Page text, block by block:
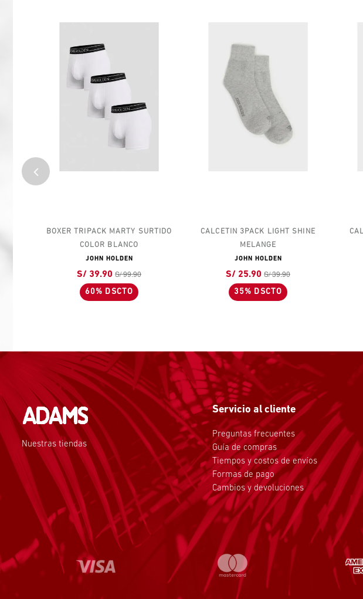
BOXER TRIPACK MARTY SURTIDO
COLOR BLANCO
JOHN HOLDEN
S/ 39.90 S/ 99.90
60% DSCTO
CALCETIN 3PACK LIGHT SHINE
MELANGE
JOHN HOLDEN
S/ 25.90 S/ 39.90
35% DSCTO
Nuestras tiendas
Servicio al cliente
Preguntas frecuentes
Guía de compras
Tiempos y costos de envíos
Formas de pago
Cambios y devoluciones